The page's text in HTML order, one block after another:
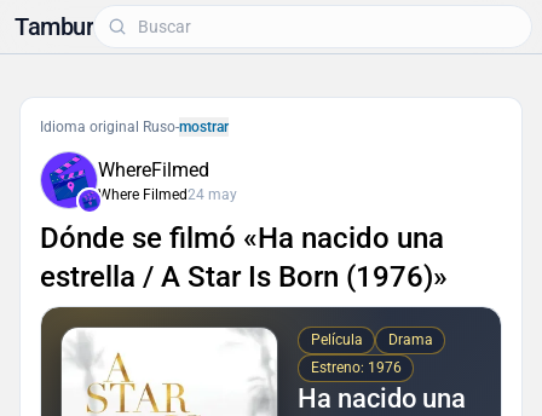
Tambur
Idioma original Ruso-mostrar
WhereFilmed
Where Filmed24 may
Dónde se filmó «Ha nacido una
estrella / A Star Is Born (1976)»
Película
Drama
Estreno: 1976
Ha nacido una